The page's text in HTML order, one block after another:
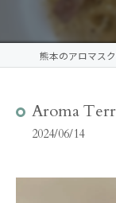
Aroma
2024/06/14